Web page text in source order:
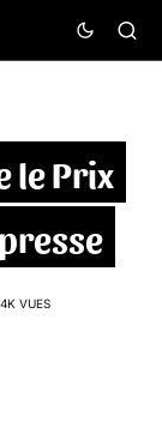
le Prix
VUES